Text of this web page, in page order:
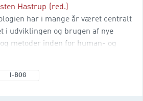
Hastrup
(red.)
har i mange år været centralt
i udviklingen og brugen af nye
metoder inden for human- og
I-BOG